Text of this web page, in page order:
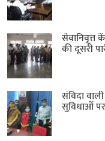
सेवानिवृत्त
की दूसरी
संविदा
सुविधाओं